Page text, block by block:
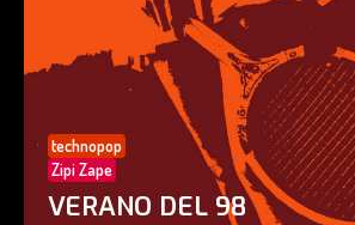
technopop
Zipi Zape
VERANO DEL 98